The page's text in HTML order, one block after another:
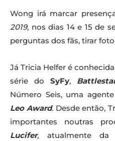
Wong irá marcar
2019, nos dias 14 e 15 de
perguntas dos fãs, tirar
Já Tricia Helfer é
série do SyFy,
Número Seis, uma
Leo Award. Desde então,
importantes noutras
Lucifer, atualmente da